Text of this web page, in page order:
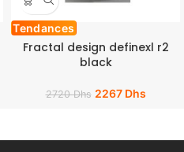
Tendances
Fractal design definexl r2
black
2720Dhs 2267 Dhs